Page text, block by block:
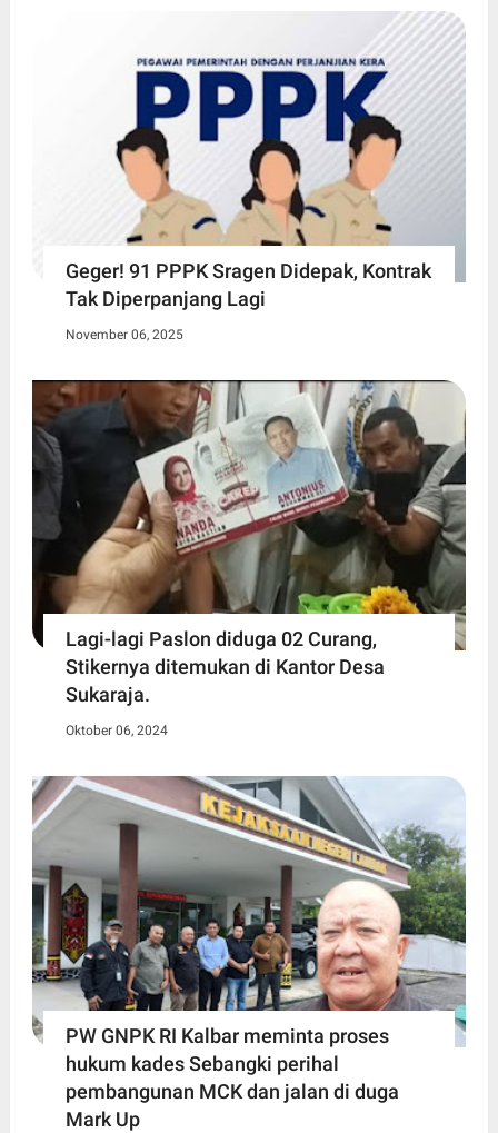
Geger! 91 PPPK Sragen Didepak, Kontrak
Tak Diperpanjang Lagi
November 06, 2025
Lagi-lagi Paslon diduga 02 Curang,
Stikernya ditemukan di Kantor Desa
Sukaraja.
Oktober 06, 2024
PW GNPK RI Kalbar meminta proses
hukum kades Sebangki perihal
pembangunan MCK dan jalan di duga
Mark Up